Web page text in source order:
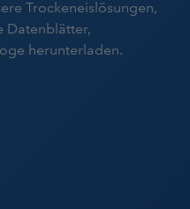
Trockeneislösungen,
Datenblätter,
herunterladen.